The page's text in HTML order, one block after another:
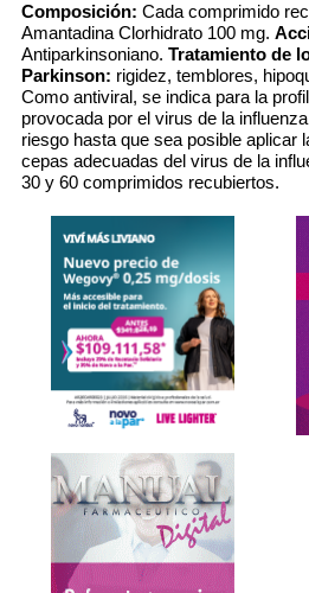
Composición: Cada comprimido
Amantadina Clorhidrato 100 mg.
Antiparkinsoniano. Tratamiento de
Parkinson: rigidez, temblores,
Como antiviral, se indica para la
provocada por el virus de la
riesgo hasta que sea posible aplicar
cepas adecuadas del virus de la
30 y 60 comprimidos recubiertos.